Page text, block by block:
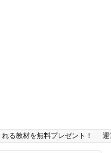
る教材を無料プレゼント！ 運